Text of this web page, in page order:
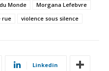
Monde
Morgana Lefebvre
rue violence sous silence
Linkedin